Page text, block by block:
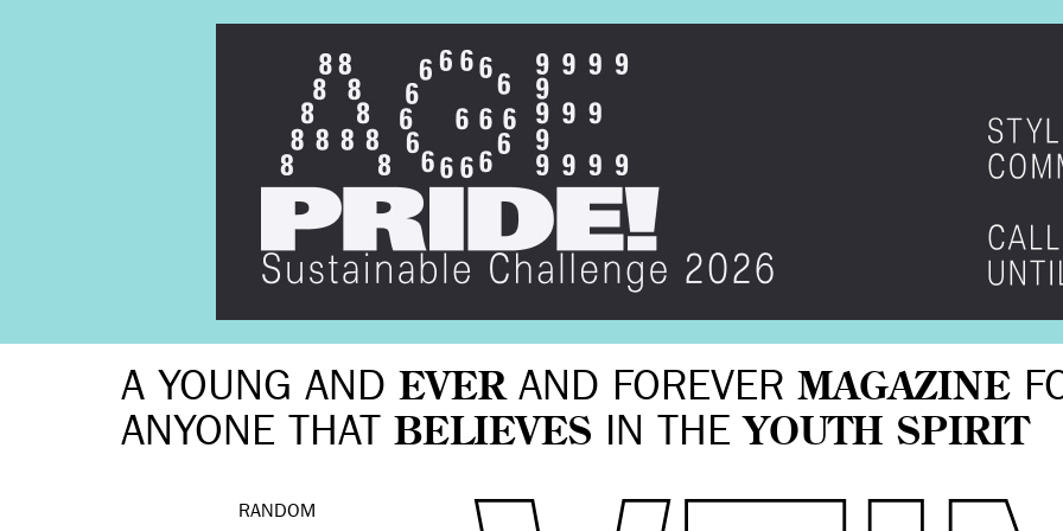
A YOUNG AND EVERAND FOREVER MAGAZINE
ANYONE THAT BELIEVES IN THE YOUTH SPIRIT
RANDOM